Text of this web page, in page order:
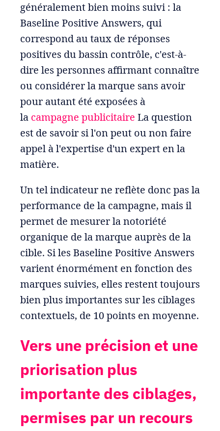
généralement bien moins suivi : la
Baseline Positive Answers, qui
correspond au taux de réponses
positives du bassin contrôle, c'est-à-
dire les personnes affirmant connaître
ou considérer la marque sans avoir
pour autant été exposées à
la campagne publicitaire La question
est de savoir si l'on peut ou non faire
appel à l'expertise d'un expert en la
matière.
Un tel indicateur ne reflète donc pas la
performance de la campagne, mais il
permet de mesurer la notoriété
organique de la marque auprès de la
cible. Si les Baseline Positive Answers
varient énormément en fonction des
marques suivies, elles restent toujours
bien plus importantes sur les ciblages
contextuels, de 10 points en moyenne.
Vers une précision et une
priorisation plus
importante des ciblages,
permises par un recours